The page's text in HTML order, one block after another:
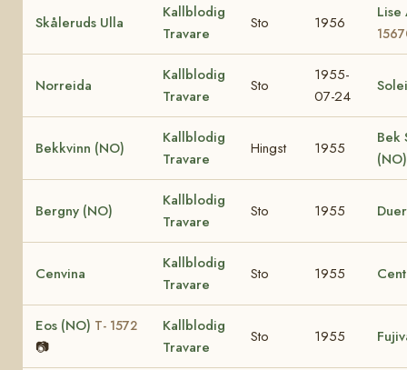
Skåleruds Ulla
Kallblodig
Travare
Sto 1956
Lise
Norreida
Kallblodig
Travare
Sto
1955-
07-24
Bekkvinn (NO)
Kallblodig
Travare
Hingst 1955
Bek
Bergny (NO)
Kallblodig
Travare
Sto 1955
Cenvina
Kallblodig
Travare
Sto 1955
Eos (NO) T- 1572
📷
Kallblodig
Travare
Sto 1955